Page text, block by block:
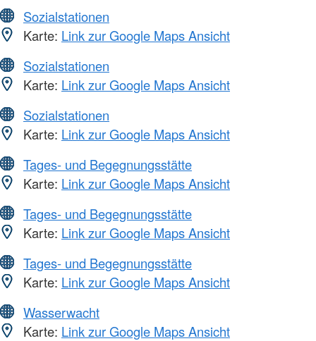
Sozialstationen
Karte: Link zur Google Maps Ansicht
Sozialstationen
Karte: Link zur Google Maps Ansicht
Sozialstationen
Karte: Link zur Google Maps Ansicht
Tages- und Begegnungsstätte
Karte: Link zur Google Maps Ansicht
Tages- und Begegnungsstätte
Karte: Link zur Google Maps Ansicht
Tages- und Begegnungsstätte
Karte: Link zur Google Maps Ansicht
Wasserwacht
Karte: Link zur Google Maps Ansicht